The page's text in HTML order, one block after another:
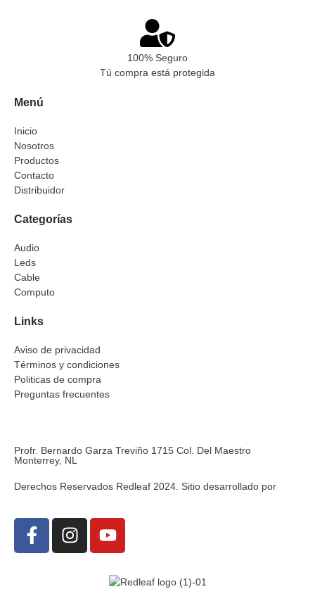
100% Seguro
Tú compra está protegida
Menú
Inicio
Nosotros
Productos
Contacto
Distribuidor
Categorías
Audio
Leds
Cable
Computo
Links
Aviso de privacidad
Términos y condiciones
Politicas de compra
Preguntas frecuentes
Profr. Bernardo Garza Treviño 1715 Col. Del Maestro
Monterrey, NL
Derechos Reservados Redleaf 2024. Sitio desarrollado por